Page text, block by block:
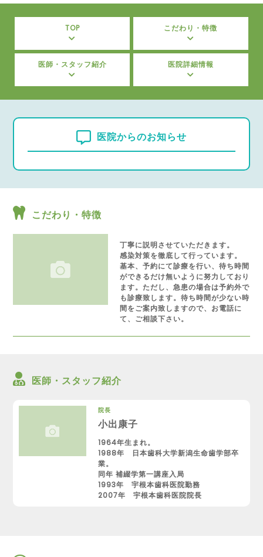
TOP こだわり・特徴
医師・スタッフ紹介 医院詳細情報
医院からのお知らせ
こだわり・特徴
丁寧に説明させていただきます。
感染対策を徹底して行っています。
基本、予約にて診療を行い、待ち時間
ができるだけ無いように努力しており
ます。ただし、急患の場合は予約外で
も診療致します。待ち時間が少ない時
間をご案内致しますので、お電話に
て、ご相談下さい。
医師・スタッフ紹介
院長
小出康子
1964年生まれ。
1988年 日本歯科大学新潟生命歯学部卒
業。
同年 補綴学第一講座入局
1993年 宇根本歯科医院勤務
2007年 宇根本歯科医院院長